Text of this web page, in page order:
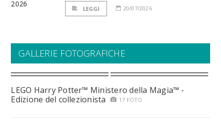
LEGGI 20/07/2026
GALLERIE FOTOGRAFICHE
LEGO Harry Potter™ Ministero della Magia™ -
Edizione del collezionista
17 FOTO